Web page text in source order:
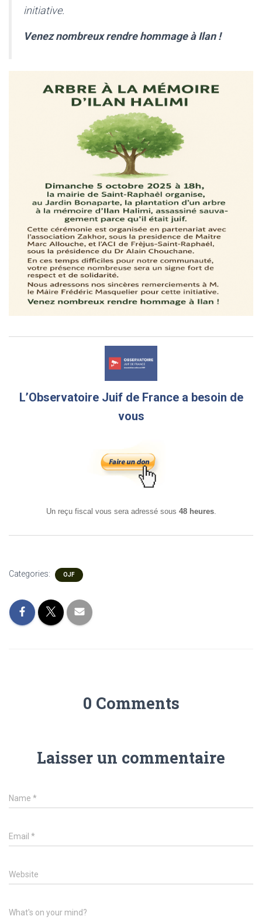
initiative.
Venez nombreux rendre hommage à Ilan !
L’Observatoire Juif de France a besoin de
vous
Un reçu fiscal vous sera adressé sous 48 heures.
Categories: OJF
0 Comments
Laisser un commentaire
Name *
Email *
Website
What's on your mind?